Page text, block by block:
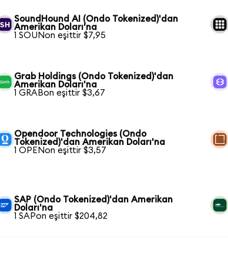
SoundHound AI (Ondo Tokenized)'dan
Amerikan Doları'na
1 SOUNon eşittir $7,95
Grab Holdings (Ondo Tokenized)'dan
Amerikan Doları'na
1 GRABon eşittir $3,67
Opendoor Technologies (Ondo
Tokenized)'dan Amerikan Doları'na
1 OPENon eşittir $3,57
SAP (Ondo Tokenized)'dan Amerikan
Doları'na
1 SAPon eşittir $204,82